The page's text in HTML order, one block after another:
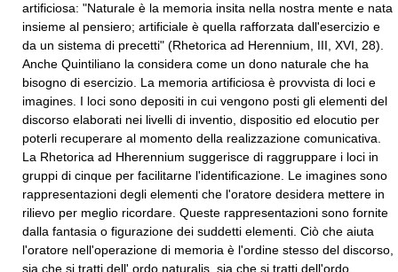
artificiosa: "Naturale è la memoria insita nella nostra mente e nata
insieme al pensiero; artificiale è quella rafforza­ta dall'esercizio e
da un sistema di precetti" (Rhetorica ad Herennium, III, XVI, 28).
Anche Quintiliano la considera come un dono naturale che ha
bisogno di esercizio. La memoria artificiosa è provvista di loci e
imagines. I loci sono depositi in cui vengono posti gli elementi del
di­scorso elaborati nei livelli di inventio, dispositio ed elocutio per
poterli recuperare al momento della realizzazione comunicativa.
La Rhetorica ad Hherennium suggerisce di raggruppare i loci in
gruppi di cinque per facilitarne l'identificazione. Le imagines sono
rappresentazioni degli elementi che l'oratore desidera mettere in
rilievo per meglio ricorda­re. Queste rappresentazioni sono fornite
dalla fantasia o figurazione dei suddetti elementi. Ciò che aiuta
l'oratore nell'operazione di memoria è l'ordine stesso del discorso,
sia che si tratti dell' ordo naturalis, sia che si tratti dell'ordo